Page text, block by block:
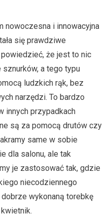
nowoczesna i innowacyjna
się prawdziwe
że jest to nic
sznurków, a tego typu
ludzkich rąk, bez
narzędzi. To bardzo
innych przypadkach
są za pomocą drutów czy
same w sobie
dla salonu, ale tak
je zastosować tak, gdzie
niecodziennego
wykonaną torebkę